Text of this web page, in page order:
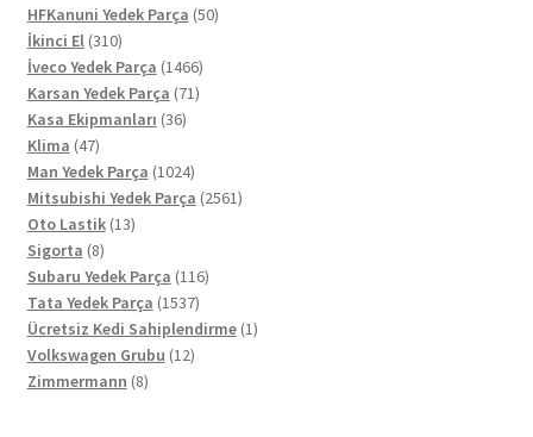
ürün
HFKanuni Yedek Parça 5050
İkinci El 310310
ürün
İveco Yedek Parça 14661466
ürün
Karsan Yedek Parça 7171
Kasa Ekipmanları 3636
Klima 4747
ürün
Man Yedek Parça 10241024
ürün
Mitsubishi Yedek Parça 25612561
Oto Lastik 1313
Sigorta 88
ürün
Subaru Yedek Parça 116116
Tata Yedek Parça 15371537
ürün
Ücretsiz Kedi Sahiplendirme 11
Volkswagen Grubu 1212
Zimmermann 88